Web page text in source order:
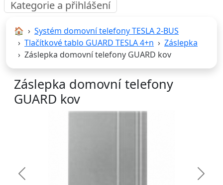
Kategorie a přihlášení
🏠︎
Systém domovní telefony TESLA 2-BUS
Tlačítkové tablo GUARD TESLA 4+n
Záslepka
Záslepka domovní telefony GUARD kov
Záslepka domovní telefony
GUARD kov
Předchozí Další